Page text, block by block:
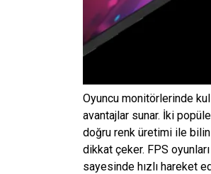
Oyuncu monitörlerinde
avantajlar sunar. İki
doğru renk üretimi ile
dikkat çeker. FPS
sayesinde hızlı hareket